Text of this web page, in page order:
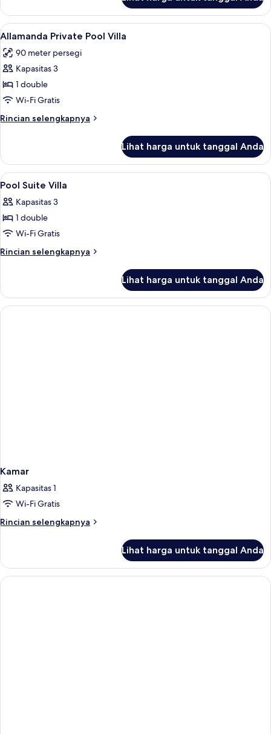
Hibiscus
Pool
access
Lihat
semua
foto
untuk
Allamanda
Private
Pool
Villa
Allamanda
8
Allamanda Private Pool Villa
90 meter persegi
Kapasitas 3
1 double
Wi-Fi Gratis
Rincian selengkapnya
Rincian
Allamanda
Private
Pool
Lihat harga untuk tanggal Anda
Lihat
semua
foto
untuk
Pool
Suite
Pool Suite Villa | Kolam renang pribadi
6
Pool Suite Villa
Kapasitas 3
1 double
Wi-Fi Gratis
Rincian selengkapnya
Rincian
Pool
Suite
Villa
Lihat harga untuk tanggal Anda
Kamar
Kapasitas 1
Wi-Fi Gratis
Rincian selengkapnya
Rincian
Kamar
Lihat harga untuk tanggal Anda